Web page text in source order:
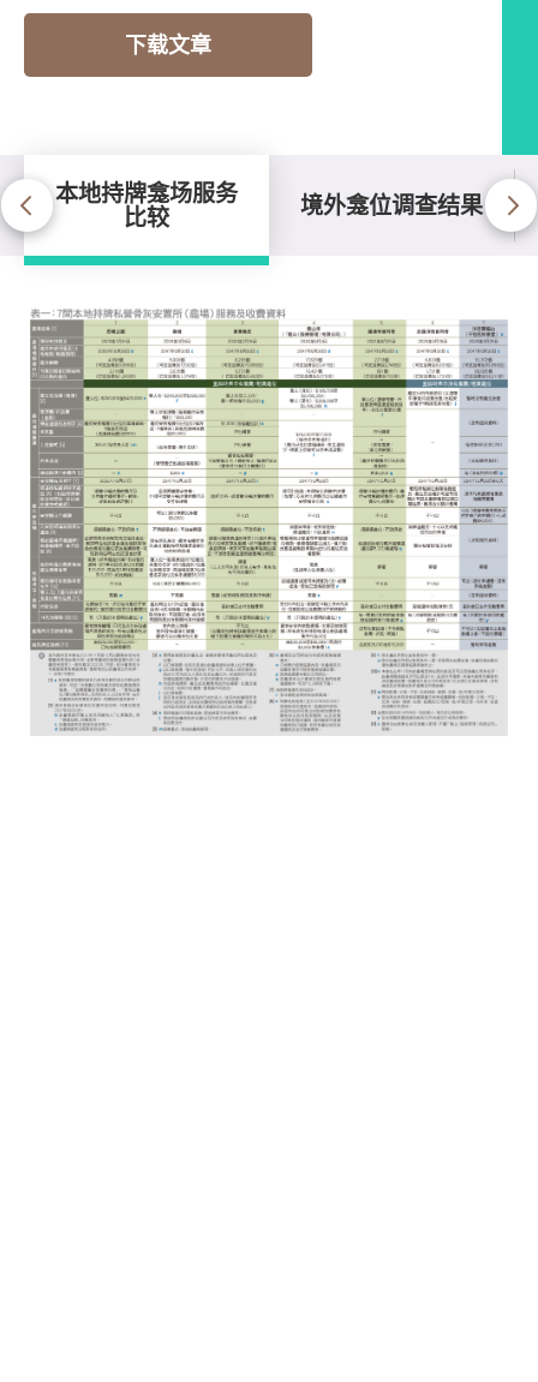
下载文章
本地持牌龛场服务
比较 境外龛位调查结果
本地持牌龛场服务比较